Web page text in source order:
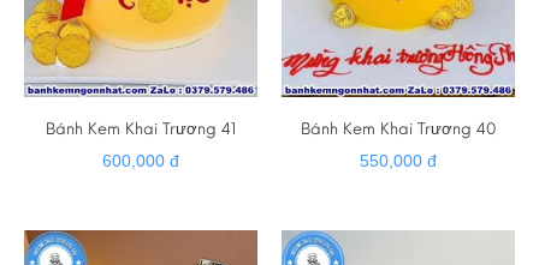
Bánh Kem Khai Trương 41
600,000 đ
Bánh Kem Khai Trương 40
550,000 đ